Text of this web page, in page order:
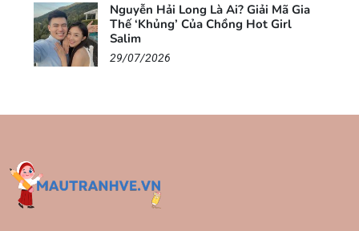
Nguyễn Hải Long Là Ai? Giải Mã Gia
Thế ‘Khủng’ Của Chồng Hot Girl
Salim
29/07/2026